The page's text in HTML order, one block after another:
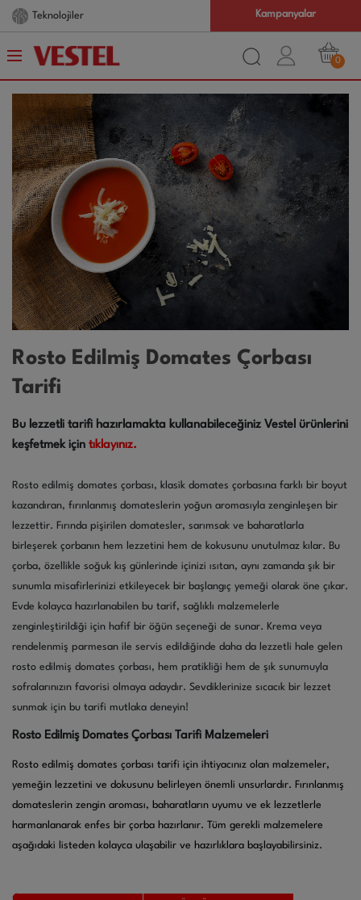
Teknolojiler Kampanyalar
0
Rosto Edilmiş Domates Çorbası
Tarifi
Bu lezzetli tarifi hazırlamakta kullanabileceğiniz Vestel ürünlerini
keşfetmek için tıklayınız.
Rosto edilmiş domates çorbası, klasik domates çorbasına farklı bir boyut
kazandıran, fırınlanmış domateslerin yoğun aromasıyla zenginleşen bir
lezzettir. Fırında pişirilen domatesler, sarımsak ve baharatlarla
birleşerek çorbanın hem lezzetini hem de kokusunu unutulmaz kılar. Bu
çorba, özellikle soğuk kış günlerinde içinizi ısıtan, aynı zamanda şık bir
sunumla misafirlerinizi etkileyecek bir başlangıç yemeği olarak öne çıkar.
Evde kolayca hazırlanabilen bu tarif, sağlıklı malzemelerle
zenginleştirildiği için hafif bir öğün seçeneği de sunar. Krema veya
rendelenmiş parmesan ile servis edildiğinde daha da lezzetli hale gelen
rosto edilmiş domates çorbası, hem pratikliği hem de şık sunumuyla
sofralarınızın favorisi olmaya adaydır. Sevdiklerinize sıcacık bir lezzet
sunmak için bu tarifi mutlaka deneyin!
Rosto Edilmiş Domates Çorbası Tarifi Malzemeleri
Rosto edilmiş domates çorbası tarifi için ihtiyacınız olan malzemeler,
yemeğin lezzetini ve dokusunu belirleyen önemli unsurlardır. Fırınlanmış
domateslerin zengin aroması, baharatların uyumu ve ek lezzetlerle
harmanlanarak enfes bir çorba hazırlanır. Tüm gerekli malzemelere
aşağıdaki listeden kolayca ulaşabilir ve hazırlıklara başlayabilirsiniz.